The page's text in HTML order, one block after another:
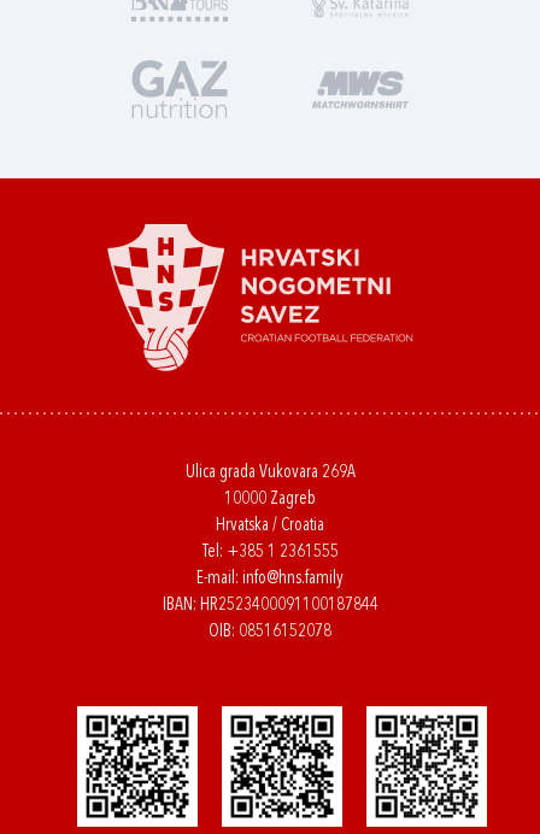
Ulica grada Vukovara 269A
10000 Zagreb
Hrvatska / Croatia
Tel: +385 1 2361555
E-mail: info@hns.family
IBAN: HR2523400091100187844
OIB: 08516152078